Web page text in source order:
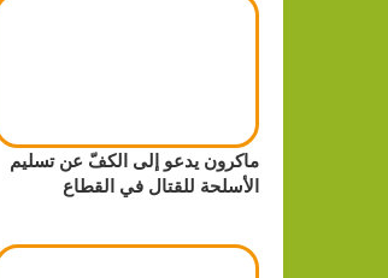
ماكرون يدعو إلى الكفّ عن تسليم
الأسلحة للقتال في القطاع